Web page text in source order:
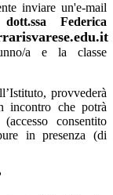
inviare un'e-mail
dott.ssa Federica
a e la classe
provvederà
incontro che potrà
consentito
in presenza (di